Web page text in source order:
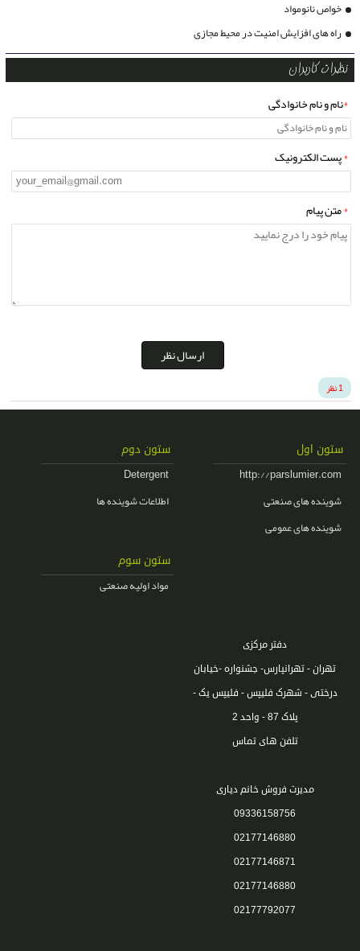
خواص نانومواد
راه های افزایش امنیت در محیط مجازی
نظرات کاربران
*نام و نام خانوادگی
*پست الکترونیک
*متن پیام
ارسال نظر
1 نظر
ستون اول
http://parslumier.com
شوینده های صنعتی
شوینده های عمومی
ستون دوم
Detergent
اطلاعات شوینده ها
ستون سوم
مواد اولیه صنعتی
دفتر مرکزی
تهران - تهرانپارس- جشنواره -خیابان
درختی - شهرک فلیپس - فلیپس یک -
پلاک 87 - واحد 2
تلفن های تماس
مدیرت فروش خانم دیاری
09336158756
02177146880
02177146871
02177146880
02177792077